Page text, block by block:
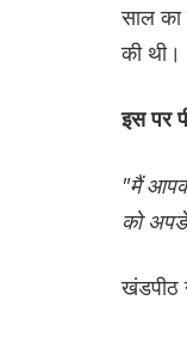
साल
की थी।
इस पर
"मैं
को
खंडपीठ